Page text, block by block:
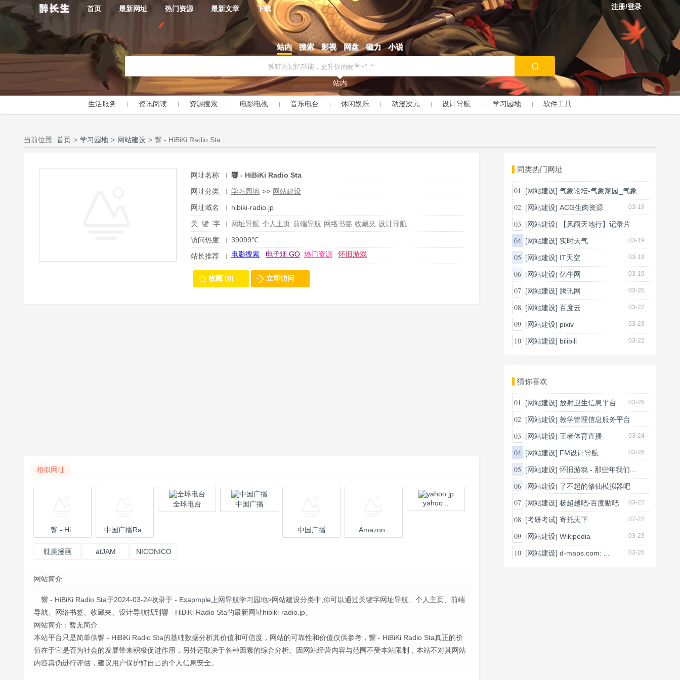
首页 最新网址 热门资源 最新文章 下载 注册/登录
站内 搜索 影视 网盘 磁力 小说
站内
生活服务 资讯阅读 资源搜索 电影电视 音乐电台 休闲娱乐 动漫次元 设计导航 学习园地 软件工具
当前位置: 首页 > 学习园地 > 网站建设 > 響 - HiBiKi Radio Sta
网址名称
響 - HiBiKi Radio Sta
网址分类
学习园地 >> 网站建设
网址域名
hibiki-radio.jp
关 键 字
网址导航 个人主页 前端导航 网络书签 收藏夹 设计导航
访问热度
39099℃
站长推荐
电影搜索 电子烟 GO 热门资源 怀旧游戏
收藏 (0) 立即访问
相似网址
響 - Hi.. 中国广播Ra..
全球电台 中国广播
中国广播 Amazon..
yahoo ..
耽美漫画 atJAM
NICONICO
网站简介
響 - HiBiKi Radio Sta于2024-03-24收录于 - Exapmple上网导航学习园地>网站建设分类中,你可以通过关键字网址导航、个人主页、前端
导航、网络书签、收藏夹、设计导航找到響 - HiBiKi Radio Sta的最新网址hibiki-radio.jp。
网站简介：暂无简介
本站平台只是简单供響 - HiBiKi Radio Sta的基础数据分析其价值和可信度，网站的可靠性和价值仅供参考，響 - HiBiKi Radio Sta真正的价
值在于它是否为社会的发展带来积极促进作用，另外还取决于各种因素的综合分析。因网站经营内容与范围不受本站限制，本站不对其网站
内容真伪进行评估，建议用户保护好自己的个人信息安全。
同类热门网址
01 [网站建设] 气象论坛-气象家园_气象...
03-18
02 [网站建设] ACG生肉资源 03-19
03 [网站建设] 【风雨天地行】记录片
03-20
04 [网站建设] 实时天气 03-19
05 [网站建设] IT天空 03-19
06 [网站建设] 亿牛网 03-19
07 [网站建设] 腾讯网 03-20
08 [网站建设] 百度云 03-22
09 [网站建设] pixiv 03-23
10 [网站建设] bilibili 03-22
猜你喜欢
01 [网站建设] 放射卫生信息平台 03-26
02 [网站建设] 教学管理信息服务平台
03-18
03 [网站建设] 王者体育直播 03-24
04 [网站建设] FM设计导航 03-26
05 [网站建设] 怀旧游戏 - 那些年我们...
03-24
06 [网站建设] 了不起的修仙模拟器吧
03-24
07 [网站建设] 杨超越吧-百度贴吧 03-22
08 [考研考试] 寄托天下 07-22
09 [网站建设] Wikipedia 03-23
10 [网站建设] d-maps.com: ... 03-26